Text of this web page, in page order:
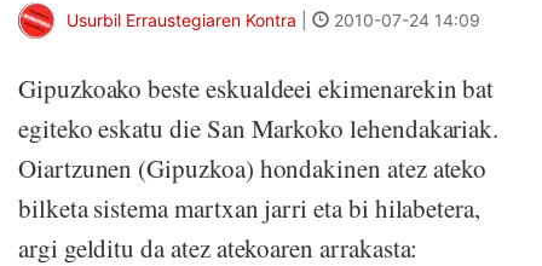
Usurbil Erraustegiaren Kontra 2010-07-24 14:09
Gipuzkoako beste eskualdeei ekimenarekin bat
egiteko eskatu die San Markoko lehendakariak.
Oiartzunen (Gipuzkoa) hondakinen atez ateko
bilketa sistema martxan jarri eta bi hilabetera,
argi gelditu da atez atekoaren arrakasta: